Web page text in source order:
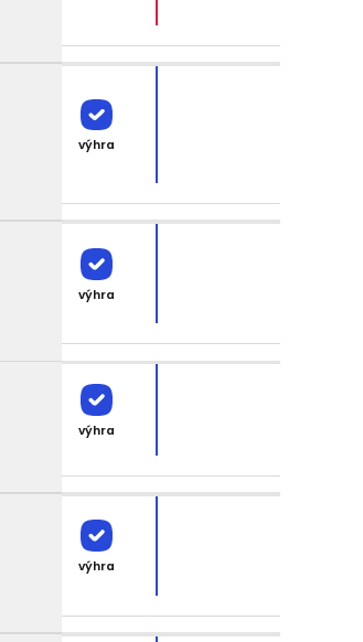
výhra
výhra
výhra
výhra